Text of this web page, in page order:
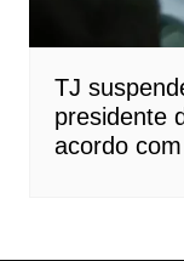
TJ
presidente
acordo